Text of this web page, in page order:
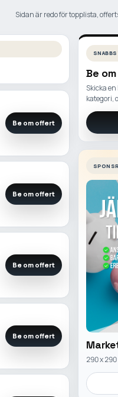
Sidan är redo för topplista,
Be om offert
Be om offert
Be om offert
Be om offert
Be
Skicka
kategori,
290 x